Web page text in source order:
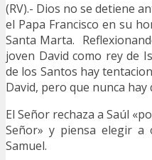
(RV).- Dios no se detiene
el Papa Francisco en su
Santa Marta.
joven David como rey de
de los Santos hay
David, pero que nunca
El Señor rechaza a Saúl
Señor» y piensa elegir
Samuel.